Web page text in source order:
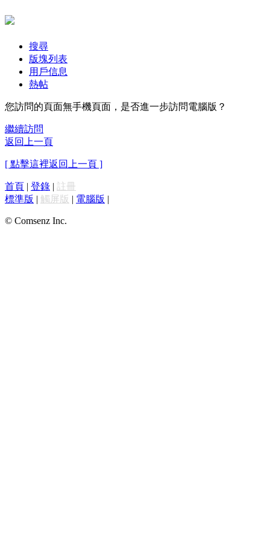
搜尋
版塊列表
用戶信息
熱帖
您訪問的頁面無手機頁面，是否進一步訪問電腦版？
繼續訪問
返回上一頁
[ 點擊這裡返回上一頁 ]
首頁 | 登錄 | 註冊
標準版 | 觸屏版 | 電腦版 |
© Comsenz Inc.